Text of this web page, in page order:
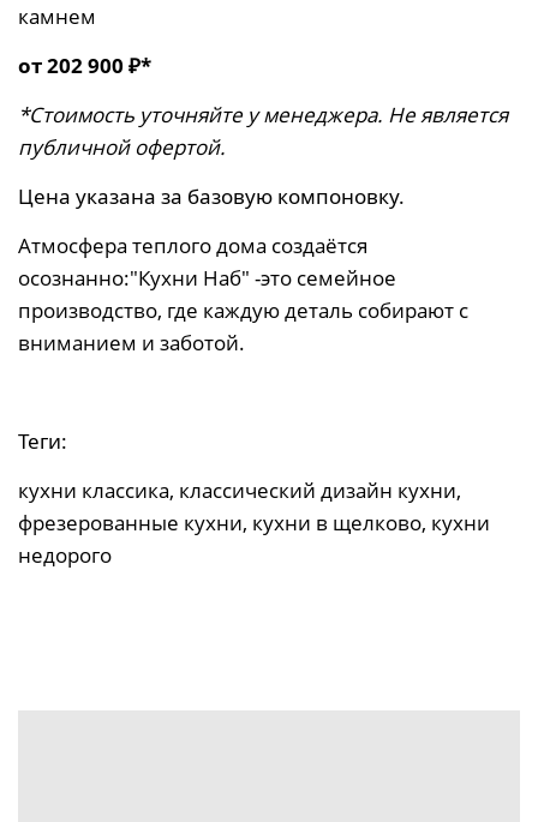
камнем
от 202 900 ₽*
*Стоимость уточняйте у менеджера. Не является
публичной офертой.
Цена указана за базовую компоновку.
Атмосфера теплого дома создаётся
осознанно:"Кухни Наб" -это семейное
производство, где каждую деталь собирают с
вниманием и заботой.
Теги:
кухни классика, классический дизайн кухни,
фрезерованные кухни, кухни в щелково, кухни
недорого